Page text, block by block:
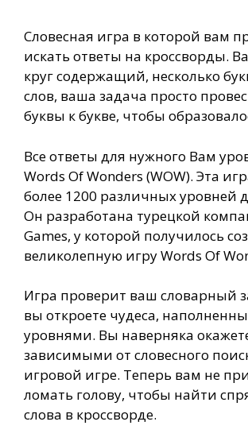
Словесная игра в которой вам
искать ответы на кроссворды.
круг содержащий, несколько
слов, ваша задача просто
буквы к букве, чтобы
Все ответы для нужного Вам
Words Of Wonders (WOW). Эта
более 1200 различных уровней
Он разработана турецкой
Games, у которой получилось
великолепную игру Words Of
Игра проверит ваш словарный
вы откроете чудеса,
уровнями. Вы наверняка
зависимыми от словесного
игровой игре. Теперь вам не
ломать голову, чтобы найти
слова в кроссворде.